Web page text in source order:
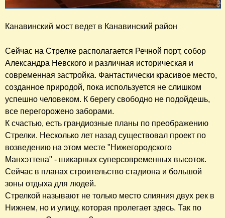
Канавинский мост ведет в Канавинский район
Сейчас на Стрелке располагается Речной порт, собор
Александра Невского и различная историческая и
современная застройка. Фантастически красивое место,
созданное природой, пока используется не слишком
успешно человеком. К берегу свободно не подойдешь,
все перегорожено заборами.
К счастью, есть грандиозные планы по преображению
Стрелки. Несколько лет назад существовал проект по
возведению на этом месте "Нижегородского
Манхэттена" - шикарных суперсовременных высоток.
Сейчас в планах строительство стадиона и большой
зоны отдыха для людей.
Стрелкой называют не только место слияния двух рек в
Нижнем, но и улицу, которая пролегает здесь. Так по